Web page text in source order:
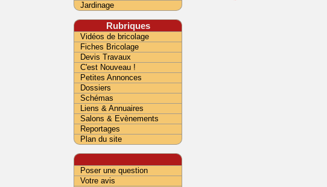
Jardinage
Rubriques
Vidéos de bricolage
Fiches Bricolage
Devis Travaux
C'est Nouveau !
Petites Annonces
Dossiers
Schémas
Liens & Annuaires
Salons & Evènements
Reportages
Plan du site
Poser une question
Votre avis